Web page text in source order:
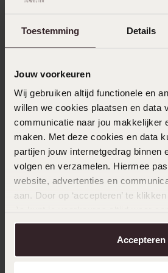
Toestemming Details
Jouw voorkeuren
Wij gebruiken altijd functionele en
willen we cookies plaatsen en data
communicatie naar jou makkelijker
maken. Met deze cookies en data
partijen jouw internetgedrag binnen
volgen en verzamelen. Hiermee
website, advertenties en
aan. Door op ‘accepteren’ te
over in onscookiebeleid.
Accepteren
Das könnte dir